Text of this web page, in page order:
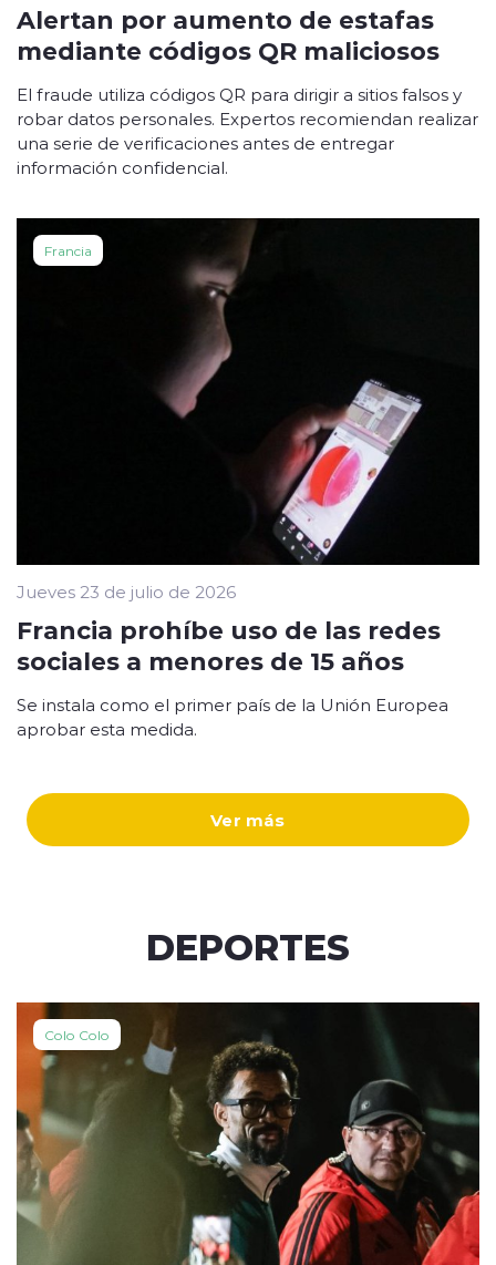
Ver más
Alertan por aumento de estafas
mediante códigos QR maliciosos
El fraude utiliza códigos QR para dirigir a sitios falsos y
robar datos personales. Expertos recomiendan realizar
una serie de verificaciones antes de entregar
información confidencial.
Francia
Jueves 23 de julio de 2026
Francia prohíbe uso de las redes
sociales a menores de 15 años
Se instala como el primer país de la Unión Europea
aprobar esta medida.
DEPORTES
Colo Colo